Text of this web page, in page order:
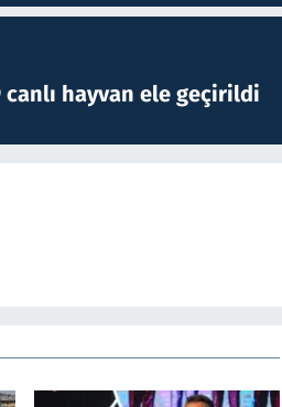
canlı hayvan ele geçirildi